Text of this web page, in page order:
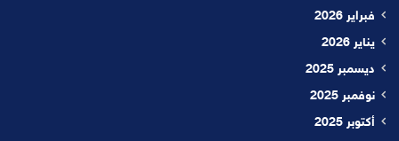
فبراير 2026
يناير 2026
ديسمبر 2025
نوفمبر 2025
أكتوبر 2025